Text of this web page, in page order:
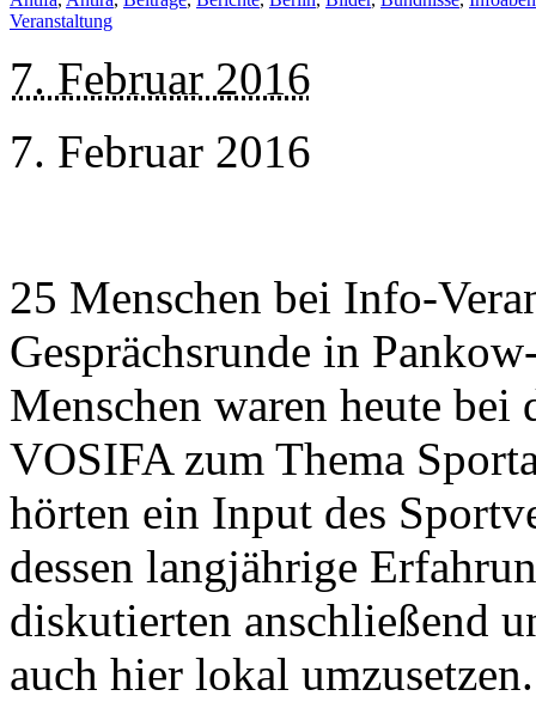
Veranstaltung
7. Februar 2016
7. Februar 2016
25 Menschen bei Info-
Gesprächsrunde in
Menschen waren heute
VOSIFA zum Thema
hörten ein Input des
dessen langjährige
diskutierten anschließend
auch hier lokal